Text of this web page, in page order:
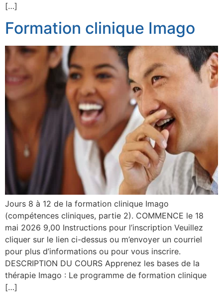
[…]
Formation clinique Imago
Jours 8 à 12 de la formation clinique Imago
(compétences cliniques, partie 2). COMMENCE le 18
mai 2026 9,00 Instructions pour l’inscription Veuillez
cliquer sur le lien ci-dessus ou m’envoyer un courriel
pour plus d’informations ou pour vous inscrire.
DESCRIPTION DU COURS Apprenez les bases de la
thérapie Imago : Le programme de formation clinique
[…]